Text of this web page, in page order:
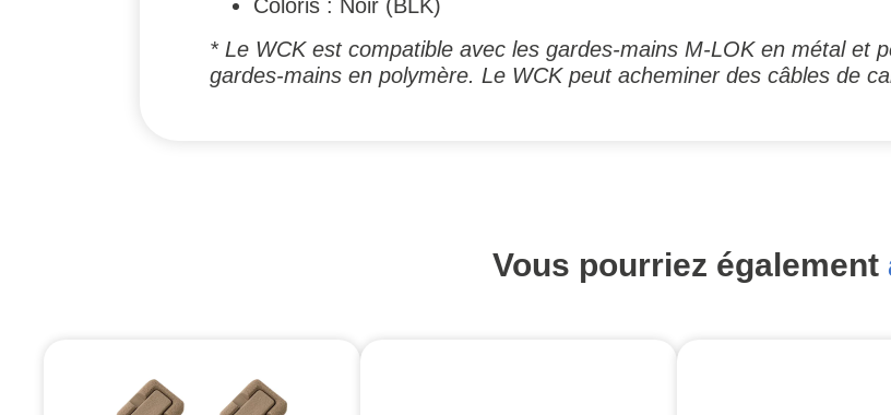
Coloris : Noir (BLK)
* Le WCK est compatible avec les gardes-mains M-LOK en métal et
gardes-mains en polymère. Le WCK peut acheminer des câbles de
Vous pourriez également